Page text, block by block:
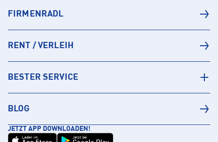
FIRMENRADL
RENT / VERLEIH
BESTER SERVICE
BLOG
JETZT APP DOWNLOADEN!
Laden im Jetzt bei